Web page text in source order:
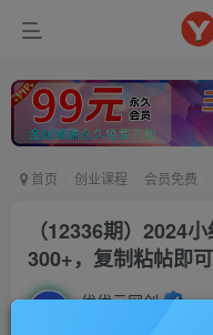
首页 创业课程 会员免费
（12336期）2024
300+，复制粘帖即
优优云网创